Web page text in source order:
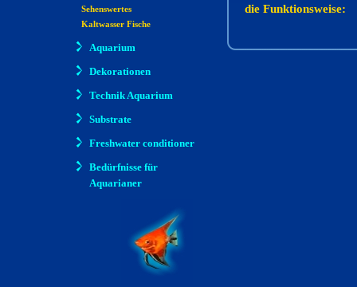
Sehenswertes
Kaltwasser Fische
Aquarium
Dekorationen
Technik Aquarium
Substrate
Freshwater conditioner
Bedürfnisse für
Aquarianer
die Funktionsweise: